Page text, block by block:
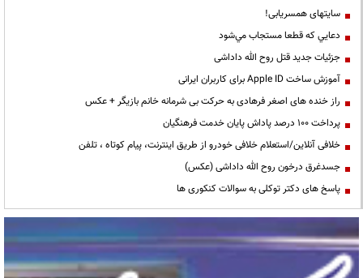
سایتهای همسریابی!
دعايي كه قطعا مستجاب مي‌شود
جزئیات جدید قتل روح الله داداشی
آموزش ساخت Apple ID برای کاربران ایرانی
راز خنده های اصغر فرهادی به حرکت بی شرمانه خانم بازیگر + عکس
پرداخت ۱۰۰ درصد پاداش پایان خدمت فرهنگیان
خلافی آنلاین/استعلام خلافی خودرو از طریق اینترنت، پیام کوتاه ، تلفن
جسدغرق درخون روح الله داداشی (عکس)
پاسخ های دکتر توکلی به سوالات کنکوری ها